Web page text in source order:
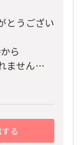
とうござい
ら
ません…
る